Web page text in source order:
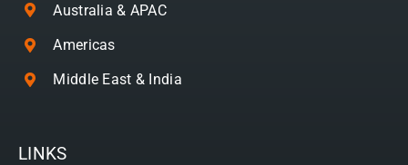
Australia & APAC
Americas
Middle East & India
LINKS